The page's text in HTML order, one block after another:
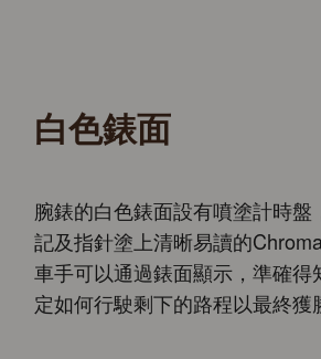
白色錶面
腕錶的白色錶面設有噴塗計時盤
記及指針塗上清晰易讀的
車手可以通過錶面顯示，準確得
定如何行駛剩下的路程以最終獲